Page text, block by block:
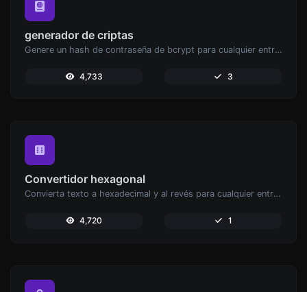
generador de criptas
Genere un hash de contraseña de bcrypt para cualquier entrada de cadena.
4,733 3
Convertidor hexagonal
Convierta texto a hexadecimal y al revés para cualquier entrada de cadena.
4,720 1